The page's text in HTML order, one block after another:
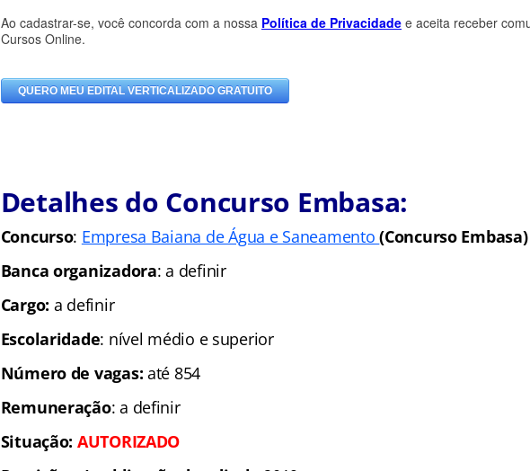
Detalhes do Concurso Embasa:
Concurso: Empresa Baiana de Água e Saneamento(Concurso Embasa)
Banca organizadora: a definir
Cargo: a definir
Escolaridade: nível médio e superior
Número de vagas: até 854
Remuneração: a definir
Situação: AUTORIZADO